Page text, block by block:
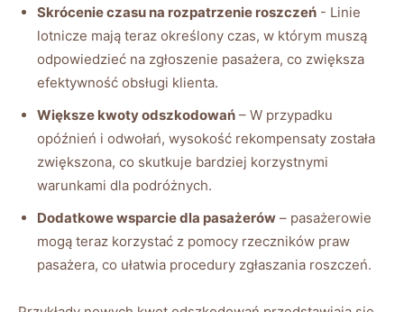
Skrócenie czasu‍ na‍ rozpatrzenie ⁤roszczeń ‌- Linie
‌lotnicze mają teraz określony ⁢czas, w którym muszą
odpowiedzieć ⁢na ​zgłoszenie‍ pasażera, co zwiększa
efektywność obsługi klienta.
Większe kwoty odszkodowań – W przypadku​
opóźnień i odwołań, wysokość rekompensaty została
zwiększona, co⁣ skutkuje‌ bardziej korzystnymi
warunkami⁢ dla podróżnych.
Dodatkowe wsparcie dla pasażerów – pasażerowie
mogą teraz korzystać z ⁢pomocy rzeczników⁣ praw
pasażera, ⁢co ułatwia procedury zgłaszania roszczeń.